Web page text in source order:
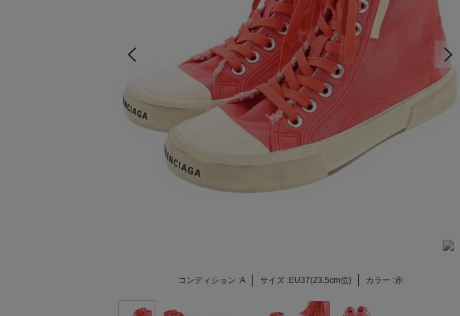
コンディション :A サイズ :EU37(23.5cm位) カラー :赤